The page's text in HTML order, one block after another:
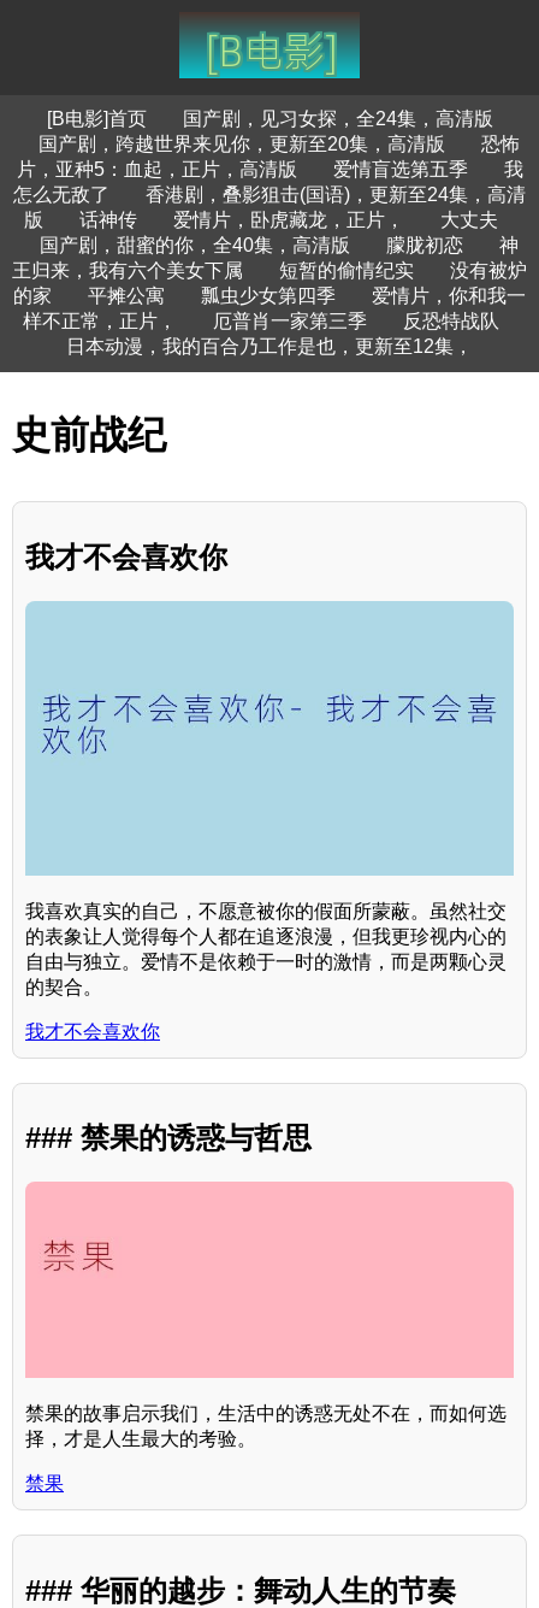
[B电影]首页
国产剧，见习女探，全24集，高清版
国产剧，跨越世界来见你，更新至20集，高清版
恐怖
片，亚种5：血起，正片，高清版
爱情盲选第五季
我
怎么无敌了
香港剧，叠影狙击(国语)，更新至24集，高清
版
话神传 爱情片，卧虎藏龙，正片，
大丈夫
国产剧，甜蜜的你，全40集，高清版
朦胧初恋
神
王归来，我有六个美女下属
短暂的偷情纪实
没有被炉
的家
平摊公寓 瓢虫少女第四季
爱情片，你和我一
样不正常，正片，
厄普肖一家第三季
反恐特战队
日本动漫，我的百合乃工作是也，更新至12集，
史前战纪
我才不会喜欢你
我喜欢真实的自己，不愿意被你的假面所蒙蔽。虽然社交
的表象让人觉得每个人都在追逐浪漫，但我更珍视内心的
自由与独立。爱情不是依赖于一时的激情，而是两颗心灵
的契合。
我才不会喜欢你
### 禁果的诱惑与哲思
禁果的故事启示我们，生活中的诱惑无处不在，而如何选
择，才是人生最大的考验。
禁果
### 华丽的越步：舞动人生的节奏